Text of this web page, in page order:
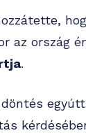
az ország
.